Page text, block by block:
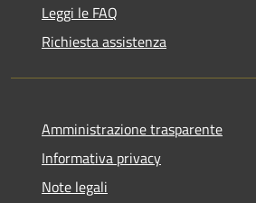
Leggi le FAQ
Richiesta assistenza
Amministrazione trasparente
Informativa privacy
Note legali